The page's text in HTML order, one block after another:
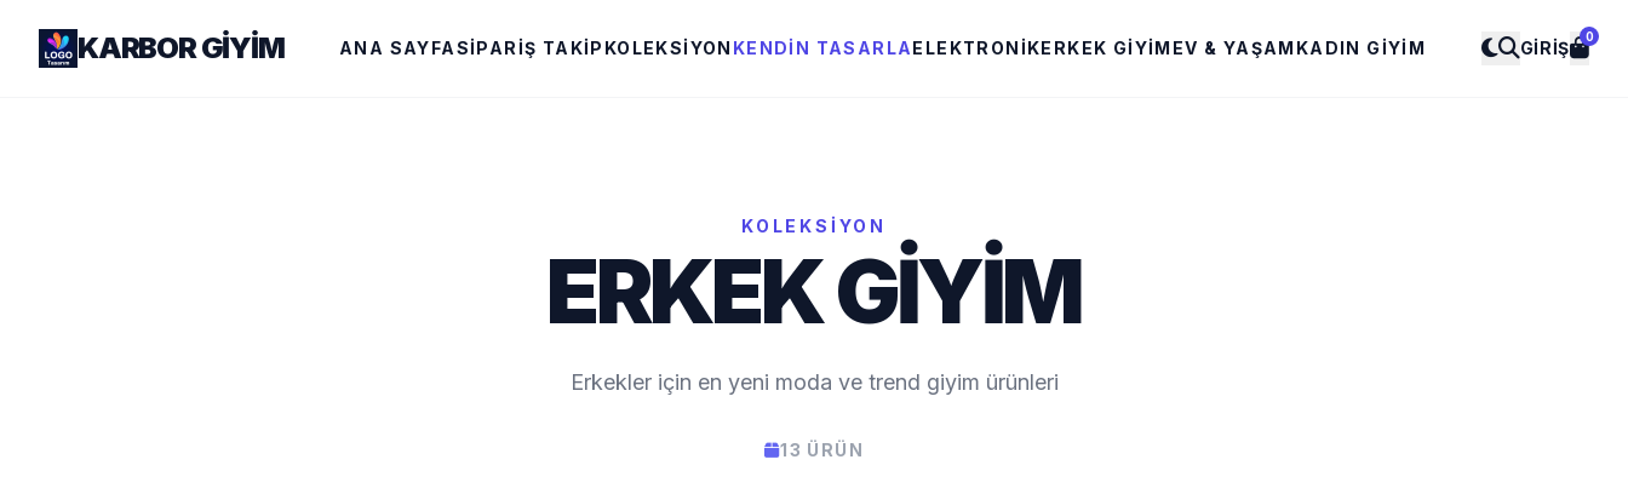
KARBOR GIYIM ANA SAYFASIPARIŞ TAKIP KOLEKSIYON KENDIN TASARLAELEKTRONIKERKEK GIYIM EV & YAŞAM KADIN GIYIM GIRIŞ
0
KOLEKSIYON
ERKEK GIYIM
Erkekler için en yeni moda ve trend giyim ürünleri
13 ÜRÜN